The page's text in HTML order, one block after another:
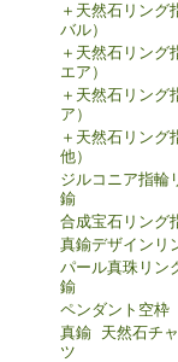
＋天然石リング
バル）
＋天然石リング
エア）
＋天然石リング
ア）
＋天然石リング
他）
ジルコニア指輪
鍮
合成宝石リング
真鍮デザインリ
パール真珠リン
鍮
ペンダント空枠
真鍮 天然石チ
ツ